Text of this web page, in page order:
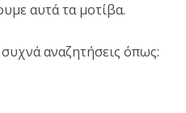
αυτά τα μοτίβα.
αναζητήσεις όπως: